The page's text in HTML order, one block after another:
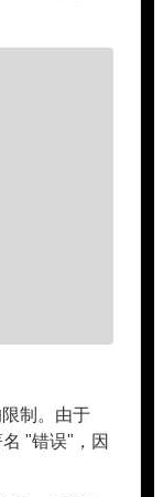
制。由于
"错误"，因